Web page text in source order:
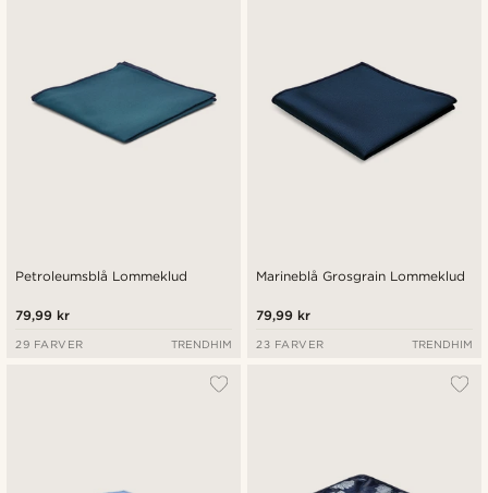
Petroleumsblå Lommeklud
79,99 kr
29 FARVER TRENDHIM
Marineblå Grosgrain Lommeklud
79,99 kr
23 FARVER TRENDHIM